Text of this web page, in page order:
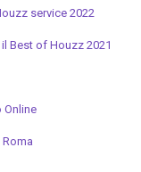
service 2022
il Best of Houzz 2021
Online